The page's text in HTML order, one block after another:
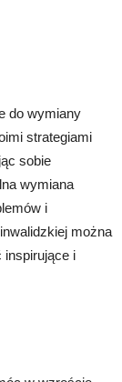
do wymiany
strategiami
sobie
wymiana
i
można
inspirujące i